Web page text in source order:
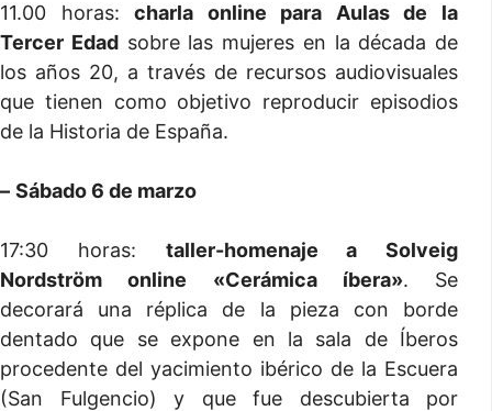
11.00 horas:charla online para Aulas de la
Tercer Edadsobre las mujeres en la década de
los años 20, a través de recursos audiovisuales
que tienen como objetivo reproducir episodios
de la Historia de España.
– Sábado 6 de marzo
17:30 horas: taller-homenaje a Solveig
Nordström online «Cerámica íbera». Se
decorará una réplica de la pieza con borde
dentado que se expone en la sala de Íberos
procedente del yacimiento ibérico de la Escuera
(San Fulgencio) y que fue descubierta por